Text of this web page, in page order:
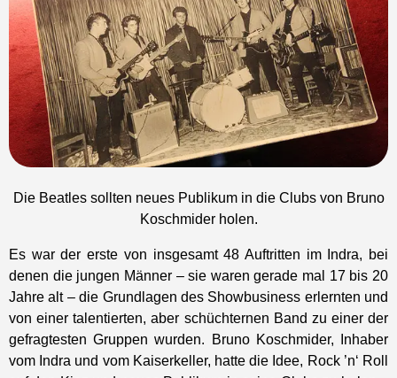
Die Beatles sollten neues Publikum in die Clubs von Bruno
Koschmider holen.
Es war der erste von insgesamt 48 Auftritten im Indra, bei
denen die jungen Männer – sie waren gerade mal 17 bis 20
Jahre alt – die Grundlagen des Showbusiness erlernten und
von einer talentierten, aber schüchternen Band zu einer der
gefragtesten Gruppen wurden. Bruno Koschmider, Inhaber
vom Indra und vom Kaiserkeller, hatte die Idee, Rock ’n‘ Roll